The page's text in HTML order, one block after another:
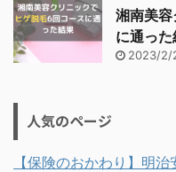
湘南美
に通っ
2023/2/
人気のページ
【保険のおかわり】明